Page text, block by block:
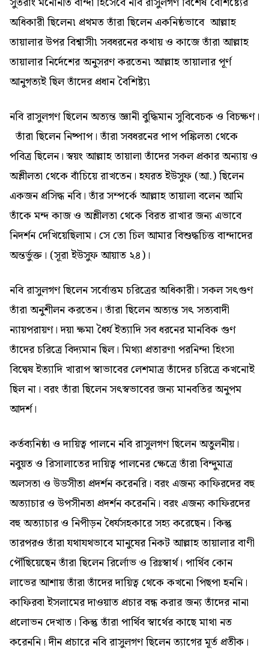
অধিকারী ছিলেন৷ প্রথমত তাঁরা ছিলেন একনিষ্ঠভাবে আল্লাহ
তায়ালার উপর বিশ্বাসী৷ সবধরনের কথায় ও কাজে তাঁরা আল্লাহ
তায়ালার নির্দেশের অনুসরণ করতেন৷ আল্লাহ তায়ালার পূর্ণ
আনুগত্যই ছিল তাঁদের প্রধান বৈশিষ্ট্য৷
নবি রাসুলগণ ছিলেন অত্যন্ত জ্ঞানী বুদ্ধিমান সুবিবেচক ও বিচক্ষণ।
তাঁরা ছিলেন নিষ্পাপ। তাঁরা সবধরনের পাপ পঙ্কিলতা থেকে
পবিত্র ছিলেন। স্বয়ং আল্লাহ তায়ালা তাঁদের সকল প্রকার অন্যায় ও
অশ্লীলতা থেকে বাঁচিয়ে রাখতেন। হযরত ইউসুফ (আ.) ছিলেন
একজন প্রসিদ্ধ নবি। তাঁর সম্পর্কে আল্লাহ তায়ালা বলেন আমি
তাঁকে মন্দ কাজ ও অশ্লীলতা থেকে বিরত রাখার জন্য এভাবে
নিদর্শন দেখিয়েছিলাম। সে তো চিল আমার বিশুদ্ধচিত্ত বান্দাদের
অন্তর্ভুক্ত। (সূরা ইউসুফ আয়াত ২৪)।
নবি রাসুলগণ ছিলেন সর্বোত্তম চরিত্রের অধিকারী। সকল সৎগুণ
তাঁরা অনুশীলন করতেন। তাঁরা ছিলেন অত্যন্ত সৎ সত্যবাদী
ন্যায়পরায়ণ। দয়া ক্ষমা ধৈর্য ইত্যাদি সব ধরনের মানবিক গুণ
তাঁদের চরিত্রে বিদ্যমান ছিল। মিথ্যা প্রতারণা পরনিন্দা হিংসা
বিদ্বেষ ইত্যাদি খারাপ স্বাভাবের লেশমাত্র তাঁদের চরিত্রে কখনোই
ছিল না। বরং তাঁরা ছিলেন সৎস্বভাবের জন্য মানবতির অনুপম
আদর্শ।
কর্তব্যনিষ্ঠা ও দায়িত্ব পালনে নবি রাসুলগণ ছিলেন অতুলনীয়।
নবুয়ত ও রিসালাতের দায়িত্ব পালনের ক্ষেত্রে তাঁরা বিন্দুমাত্র
অলসতা ও উডসীতা প্রদর্শন করেনরি। বরং এজন্য কাফিরদের বহু
অত্যাচার ও উপসীনতা প্রদর্শন করেননি। বরং এজন্য কাফিরদের
বহু অত্যাচার ও নিপীড়ন ধৈর্যসহকারে সহ্য করেছেন। কিন্তু
তারপরও তাঁরা যথাযথভাবে মানুষের নিকট আল্লাহ তায়ালার বাণী
পৌঁছিয়েছেন তাঁরা ছিলেন রির্লোভ ও রিঃস্বার্থ। পার্থিব কোন
লাভের আশায় তাঁরা তাঁদের দায়িত্ব থেকে কখনো পিছপা হননি।
কাফিরবা ইসলামের দাওয়াত প্রচার বন্ধ করার জন্য তাঁদের নানা
প্রলোভন দেখাত। কিন্তু তাঁরা পার্থিব স্বার্থের কাছে মাথা নত
করেননি। দীন প্রচারে নবি রাসুলগণ ছিলেন ত্যাগের মূর্ত প্রতীক।